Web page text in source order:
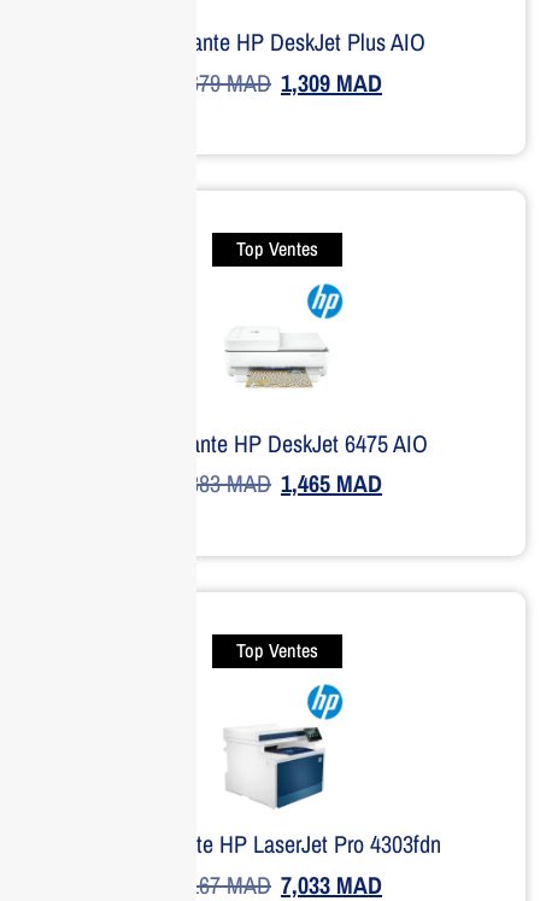
Imprimante HP DeskJet Plus AIO
1,679MAD 1,309 MAD
Top Ventes
Imprimante HP DeskJet 6475 AIO
1,883MAD 1,465 MAD
Top Ventes
Imprimante HP LaserJet Pro 4303fdn
9,167MAD 7,033 MAD